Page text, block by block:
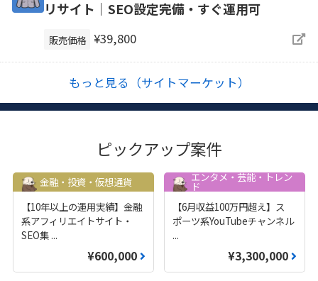
リサイト｜SEO設定完備・すぐ運用可
販売価格 ¥39,800
もっと見る（サイトマーケット）
ピックアップ案件
金融・投資・仮想通貨
【10年以上の運用実績】金融
系アフィリエイトサイト・
SEO集 ...
¥600,000
エンタメ・芸能・トレン
ド
【6月収益100万円超え】ス
ポーツ系YouTubeチャンネル
...
¥3,300,000